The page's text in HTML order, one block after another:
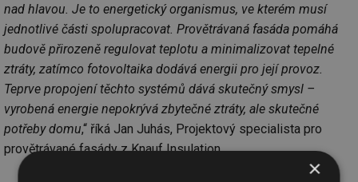
nad hlavou. Je to energetický organismus, ve kterém musí
jednotlivé části spolupracovat. Provětrávaná fasáda pomáhá
budově přirozeně regulovat teplotu a minimalizovat tepelné
ztráty, zatímco fotovoltaika dodává energii pro její provoz.
Teprve propojení těchto systémů dává skutečný smysl –
vyrobená energie nepokrývá zbytečné ztráty, ale skutečné
potřeby domu,“ říká Jan Juhás, Projektový specialista pro
provětrávané fasády z Knauf Insulation.
×